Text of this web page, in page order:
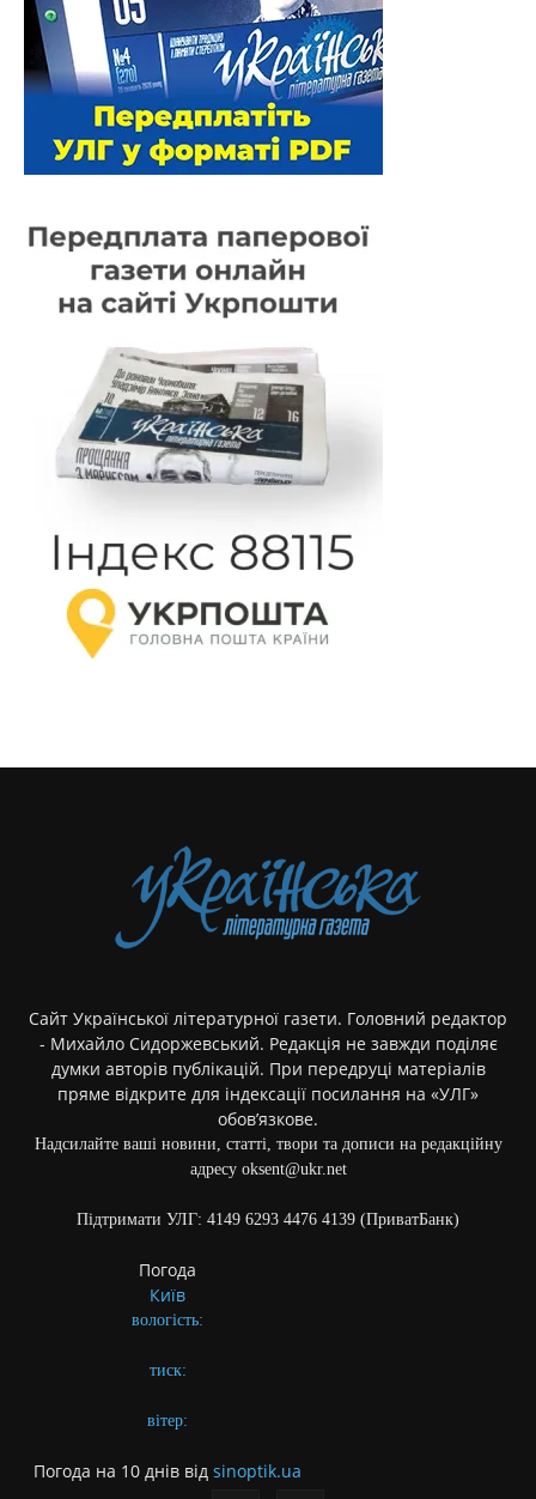
Сайт Української літературної газети. Головний редактор
- Михайло Сидоржевський. Редакція не завжди поділяє
думки авторів публікацій. При передруці матеріалів
пряме відкрите для індексації посилання на «УЛГ»
обов’язкове.
Надсилайте ваші новини, статті, твори та дописи на редакційну
адресу oksent@ukr.net
Підтримати УЛГ: 4149 6293 4476 4139 (ПриватБанк)
Погода
Київ
вологість:
тиск:
вітер:
Погода на 10 днів від sinoptik.ua